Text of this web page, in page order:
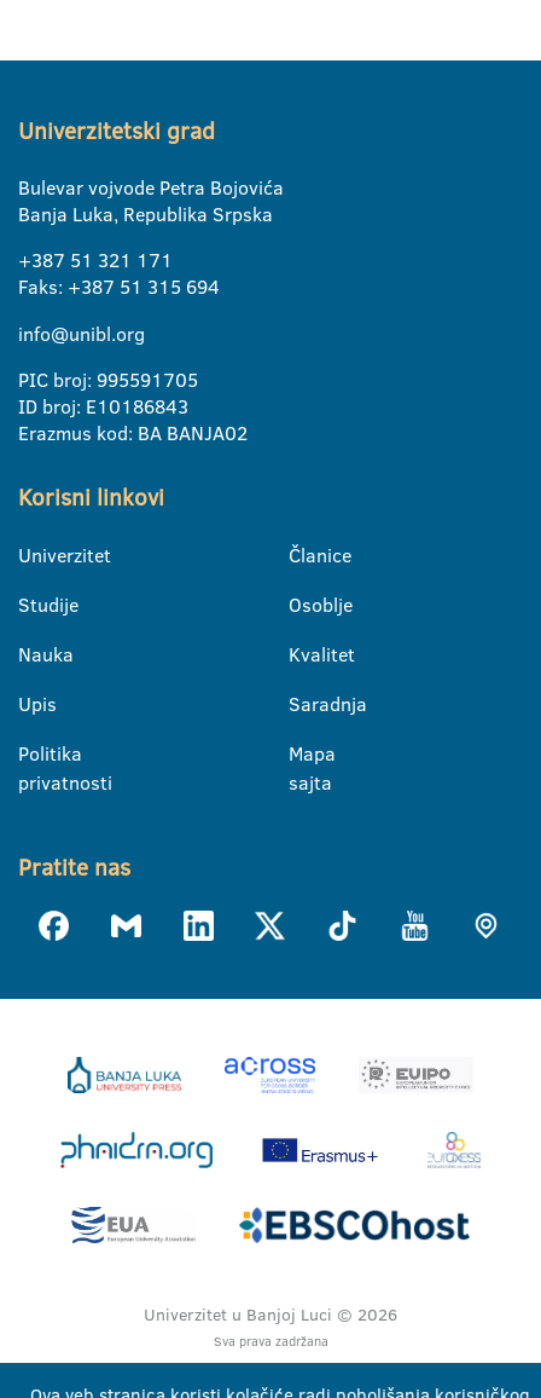
Univerzitetski grad
Bulevar vojvode Petra Bojovića
Banja Luka, Republika Srpska
+387 51 321 171
Faks: +387 51 315 694
info@unibl.org
PIC broj: 995591705
ID broj: E10186843
Erazmus kod: BA BANJA02
Korisni linkovi
Univerzitet
Studije
Nauka
Upis
Politika
privatnosti
Članice
Osoblje
Kvalitet
Saradnja
Mapa
sajta
Pratite nas
Univerzitet u Banjoj Luci © 2026
Sva prava zadržana